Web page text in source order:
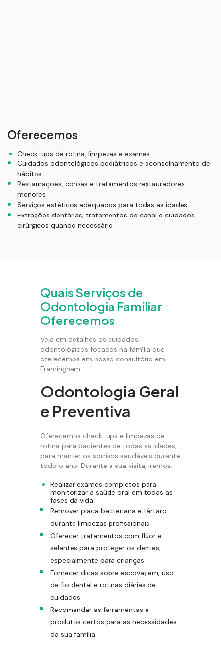
Oferecemos
Check-ups de rotina, limpezas e exames
Cuidados odontológicos pediátricos e aconselhamento de
hábitos
Restaurações, coroas e tratamentos restauradores
menores
Serviços estéticos adequados para todas as idades
Extrações dentárias, tratamentos de canal e cuidados
cirúrgicos quando necessário
Quais Serviços de
Odontologia Familiar
Oferecemos
Veja em detalhes os cuidados
odontológicos focados na família que
oferecemos em nosso consultório em
Framingham:
Odontologia Geral
e Preventiva
Oferecemos check-ups e limpezas de
rotina para pacientes de todas as idades,
para manter os sorrisos saudáveis durante
todo o ano. Durante a sua visita, iremos:
Realizar exames completos para
monitorizar a saúde oral em todas as
fases da vida
Remover placa bacteriana e tártaro
durante limpezas profissionais
Oferecer tratamentos com flúor e
selantes para proteger os dentes,
especialmente para crianças
Fornecer dicas sobre escovagem, uso
de fio dental e rotinas diárias de
cuidados
Recomendar as ferramentas e
produtos certos para as necessidades
da sua família